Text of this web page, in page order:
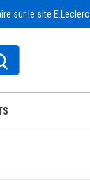
sur le site E.Leclerc